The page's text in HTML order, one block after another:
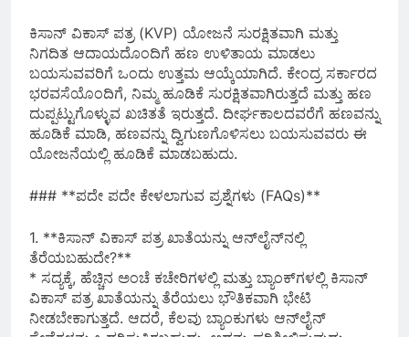
ಕಿಸಾನ್ ವಿಕಾಸ್ ಪತ್ರ (KVP) ಯೋಜನೆ ಸುರಕ್ಷಿತವಾಗಿ ಮತ್ತು
ನಿಗದಿತ ಆದಾಯದೊಂದಿಗೆ ಹಣ ಉಳಿತಾಯ ಮಾಡಲು
ಬಯಸುವವರಿಗೆ ಒಂದು ಉತ್ತಮ ಆಯ್ಕೆಯಾಗಿದೆ. ಕೇಂದ್ರ ಸರ್ಕಾರದ
ಭರವಸೆಯೊಂದಿಗೆ, ನಿಮ್ಮ ಹೂಡಿಕೆ ಸುರಕ್ಷಿತವಾಗಿರುತ್ತದೆ ಮತ್ತು ಹಣ
ದುಪ್ಪಟ್ಟುಗೊಳ್ಳುವ ಖಚಿತತೆ ಇರುತ್ತದೆ. ದೀರ್ಘಕಾಲದವರೆಗೆ ಹಣವನ್ನು
ಹೂಡಿಕೆ ಮಾಡಿ, ಹಣವನ್ನು ದ್ವಿಗುಣಗೊಳಿಸಲು ಬಯಸುವವರು ಈ
ಯೋಜನೆಯಲ್ಲಿ ಹೂಡಿಕೆ ಮಾಡಬಹುದು.
### **ಪದೇ ಪದೇ ಕೇಳಲಾಗುವ ಪ್ರಶ್ನೆಗಳು (FAQs)**
1. **ಕಿಸಾನ್ ವಿಕಾಸ್ ಪತ್ರ ಖಾತೆಯನ್ನು ಆನ್‌ಲೈನ್‌ನಲ್ಲಿ
ತೆರೆಯಬಹುದೇ?**
* ಸದ್ಯಕ್ಕೆ, ಹೆಚ್ಚಿನ ಅಂಚೆ ಕಚೇರಿಗಳಲ್ಲಿ ಮತ್ತು ಬ್ಯಾಂಕ್‌ಗಳಲ್ಲಿ ಕಿಸಾನ್
ವಿಕಾಸ್ ಪತ್ರ ಖಾತೆಯನ್ನು ತೆರೆಯಲು ಭೌತಿಕವಾಗಿ ಭೇಟಿ
ನೀಡಬೇಕಾಗುತ್ತದೆ. ಆದರೆ, ಕೆಲವು ಬ್ಯಾಂಕುಗಳು ಆನ್‌ಲೈನ್